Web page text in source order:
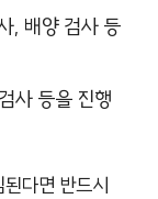
, 배양 검사 등
사 등을 진행
다면 반드시